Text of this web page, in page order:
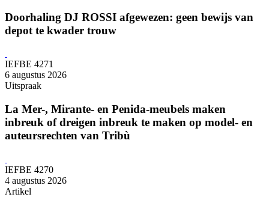
Doorhaling DJ ROSSI afgewezen: geen bewijs van
depot te kwader trouw
IEFBE 4271
6 augustus 2026
Uitspraak
La Mer-, Mirante- en Penida-meubels maken
inbreuk of dreigen inbreuk te maken op model- en
auteursrechten van Tribù
IEFBE 4270
4 augustus 2026
Artikel